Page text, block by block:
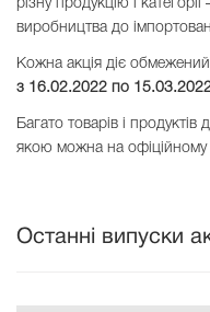
виробництва до
Кожна акція діє
з 16.02.2022 по
Багато товарів і
якою можна на офіційному
Останні випуски